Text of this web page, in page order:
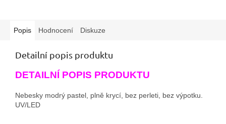
Popis Hodnocení Diskuze
Detailní popis produktu
DETAILNÍ POPIS PRODUKTU
Nebesky modrý pastel, plně krycí, bez perleti, bez výpotku.
UV/LED